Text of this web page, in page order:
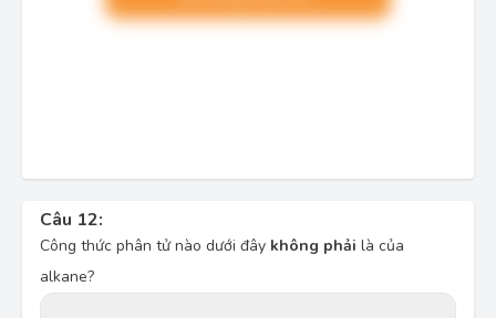
Câu 12:
Công thức phân tử nào dưới đây không phải là của
alkane?